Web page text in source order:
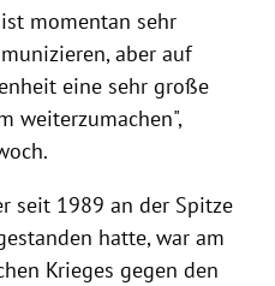
momentan sehr
aber auf
eine sehr große
weiterzumachen",
seit 1989 an der Spitze
hatte, war am
Krieges gegen den